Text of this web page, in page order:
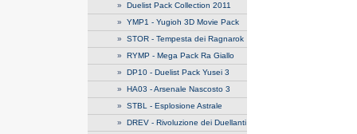
» Duelist Pack Collection 2011
» YMP1 - Yugioh 3D Movie Pack
» STOR - Tempesta dei Ragnarok
» RYMP - Mega Pack Ra Giallo
» DP10 - Duelist Pack Yusei 3
» HA03 - Arsenale Nascosto 3
» STBL - Esplosione Astrale
» DREV - Rivoluzione dei Duellanti